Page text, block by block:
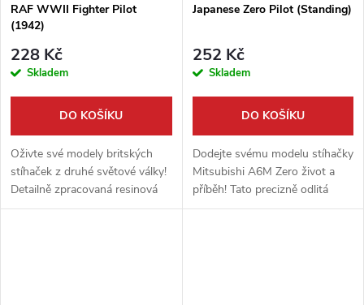
RAF WWII Fighter Pilot
(1942)
228 Kč
Skladem
DO KOŠÍKU
Oživte své modely britských
stíhaček z druhé světové války!
Detailně zpracovaná resinová
figurka pilota RAF v postoji z
Japanese Zero Pilot (Standing)
252 Kč
Skladem
DO KOŠÍKU
Dodejte svému modelu stíhačky
Mitsubishi A6M Zero život a
příběh! Tato precizně odlitá
resinová figurka japonského